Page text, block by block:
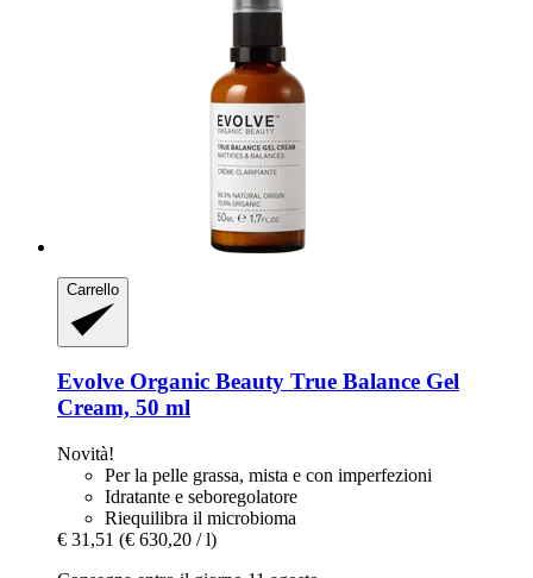
Carrello
Evolve Organic Beauty True Balance Gel
Cream, 50 ml
Novità!
Per la pelle grassa, mista e con imperfezioni
Idratante e seboregolatore
Riequilibra il microbioma
€ 31,51 (€ 630,20 / l)